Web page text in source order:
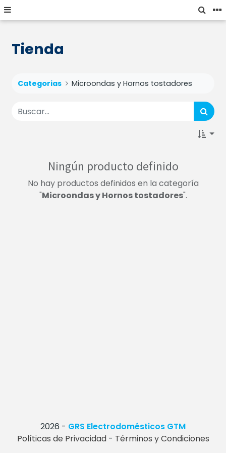
Tienda
Categorias Microondas y Hornos tostadores
Ningún producto definido
No hay productos definidos en la categoría
"Microondas y Hornos tostadores".
2026 - GRS Electrodomésticos GTM
Políticas de Privacidad- Términos y Condiciones